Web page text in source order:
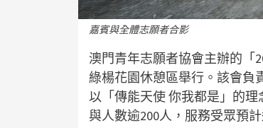
嘉賓與全體志願者合影
澳門青年志願者協會主辦的「
綠楊花園休憩區舉行。該會負
以「傳能天使 你我都是」的
與人數逾200人，服務受眾預計